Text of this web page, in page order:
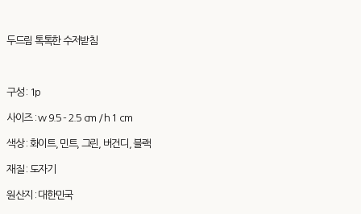
두드림 톡톡한 수저받침
구성 : 1p
사이즈 : w 9.5 - 2.5 cm / h 1 cm
색상 : 화이트, 민트, 그린, 버건디, 블랙
재질 : 도자기
원산지 : 대한민국